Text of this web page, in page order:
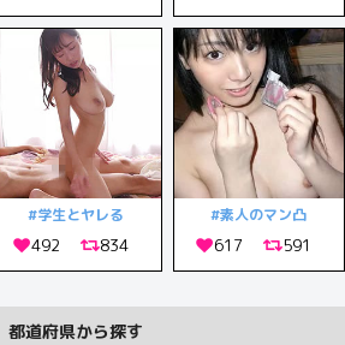
#学生とヤレる #素人のマン凸
都道府県から探す